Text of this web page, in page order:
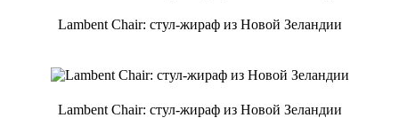
Lambent Chair: стул-жираф из Новой Зеландии
Lambent Chair: стул-жираф из Новой Зеландии